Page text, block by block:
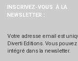
INSCRIVEZ-VOUS À LA
NEWSLETTER :
Votre adresse email est
Diverti Editions. Vous
intégré dans la newsletter.